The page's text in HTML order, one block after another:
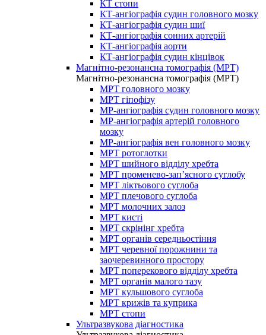
КТ стопи
КТ-ангіографія судин головного мозку
КТ-ангіографія судин шиї
КТ-ангіографія сонних артерій
КТ-ангіографія аорти
КТ-ангіографія судин кінцівок
Магнітно-резонансна томографія (МРТ)
Магнітно-резонансна томографія (МРТ)
МРТ головного мозку
МРТ гіпофізу
МР-ангіографія судин головного мозку
МР-ангіографія артерій головного
мозку
МР-ангіографія вен головного мозку
МРТ ротоглотки
МРТ шийного відділу хребта
МРТ променево-зап’ясного суглобу
МРТ ліктьового суглоба
МРТ плечового суглоба
МРТ молочних залоз
МРТ кисті
МРТ скрінінг хребта
МРТ органів середньостіння
МРТ черевної порожнини та
заочеревинного простору
МРТ поперекового відділу хребта
МРТ органів малого тазу
МРТ кульшового суглоба
МРТ крижів та куприка
МРТ стопи
Ультразвукова діагностика